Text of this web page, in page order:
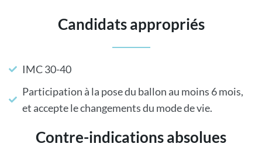
Candidats appropriés
IMC 30-40
Participation à la pose du ballon au moins 6 mois,
et accepte le changements du mode de vie.
Contre-indications absolues